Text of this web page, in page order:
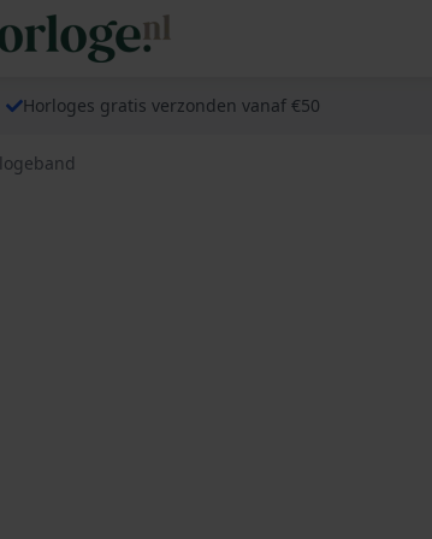
Horloges gratis verzonden vanaf €50